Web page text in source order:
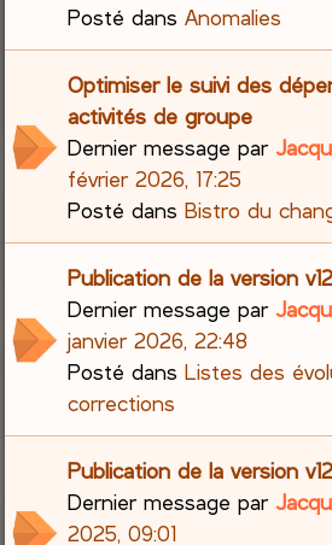
Posté dansAnomalies
Optimiser le suivi des
activités de groupe
Dernier message par
février 2026, 17:25
Posté dansBistro du
Publication de la version
Dernier message par
janvier 2026, 22:48
Posté dansListes des
corrections
Publication de la version
Dernier message par
2025, 09:01